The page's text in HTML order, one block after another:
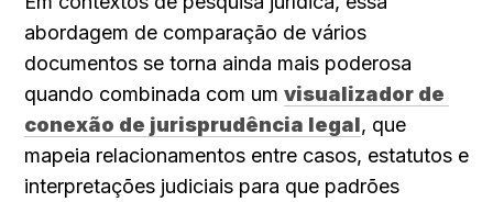
abordagem de comparação de vários
documentos se torna ainda mais poderosa
quando combinada com um visualizador de
conexão de jurisprudência legal, que
mapeia relacionamentos entre casos, estatutos e
interpretações judiciais para que padrões